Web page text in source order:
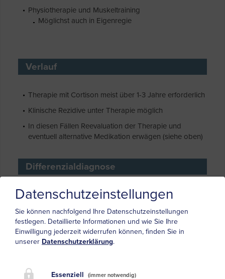
Physiotherapie und Muskeltraining
Möglichst auch in Eigenregie
Verlauf
Therapie mit Cortison meist über 1-3 Jahre erforderlich
Klinische Rezidive unter Therapie möglich
In diesen Fällen Reevaluation der Therapie und
eventuell alternative Medikation erwägen (siehe oben)
Differenzialdiagnose
Dermatomyositis,Einschlusskörperchenmyositis
Polymyalgia rheumatica
Lambert-Eaton Myasthenes Syndrom(schmerzfrei)
erythematodes, undifferenzierte und
Datenschutzeinstellungen
Sie können nachfolgend Ihre Datenschutzeinstellungen
festlegen. Detaillierte Informationen und wie Sie Ihre
Einwilligung jederzeit widerrufen können, finden Sie in
unserer Datenschutzerklärung.
Essenziell (immer notwendig)